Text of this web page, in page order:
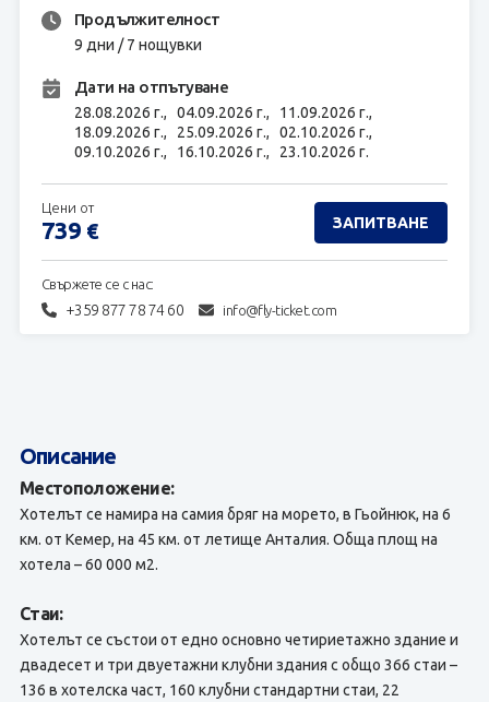
Продължителност
9 дни / 7 нощувки
Дати на отпътуване
28.08.2026 г., 04.09.2026 г., 11.09.2026 г.,
18.09.2026 г., 25.09.2026 г., 02.10.2026 г.,
09.10.2026 г., 16.10.2026 г., 23.10.2026 г.
Свържете се с нас:
+359 877 78 74 60 info@fly-ticket.com
Цени от
739 € ЗАПИТВАНЕ
Описание
Местоположение:
Хотелът се намира на самия бряг на морето, в Гьойнюк, на 6
км. от Кемер, на 45 км. от летище Анталия. Обща площ на
хотела – 60 000 м2.
Стаи:
Хотелът се състои от едно основно четириетажно здание и
двадесет и три двуетажни клубни здания с общо 366 стаи –
136 в хотелска част, 160 клубни стандартни стаи, 22